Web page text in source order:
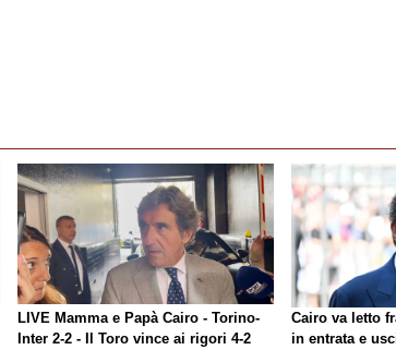
LIVE Mamma e Papà Cairo - Torino-
Inter 2-2 - Il Toro vince ai rigori 4-2
Cairo va letto
in entrata e